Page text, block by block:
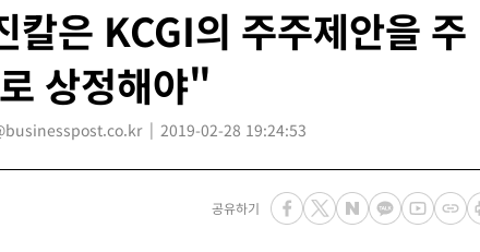
칼은 KCGI의 주주제안을 주
상정해야"
2019-02-28 19:24:53
공유하기